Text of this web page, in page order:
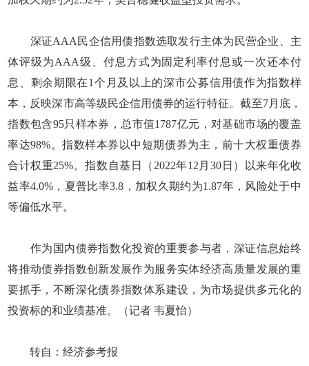
深证AAA民企信用债指数选取发行主体为民营企业、主
体评级为AAA级、付息方式为固定利率付息或一次还本付
息、剩余期限在1个月及以上的深市公募信用债作为指数样
本，反映深市高等级民企信用债券的运行特征。截至7月底，
指数包含95只样本券，总市值1787亿元，对基础市场的覆盖
率达98%。指数样本券以中短期债券为主，前十大权重债券
合计权重25%。指数自基日（2022年12月30日）以来年化收
益率4.0%，夏普比率3.8，加权久期约为1.87年，风险处于中
等偏低水平。
作为国内债券指数化投资的重要参与者，深证信息始终
将推动债券指数创新发展作为服务实体经济高质量发展的重
要抓手，不断深化债券指数体系建设，为市场提供多元化的
投资标的和业绩基准。（记者 韦夏怡）
转自：经济参考报